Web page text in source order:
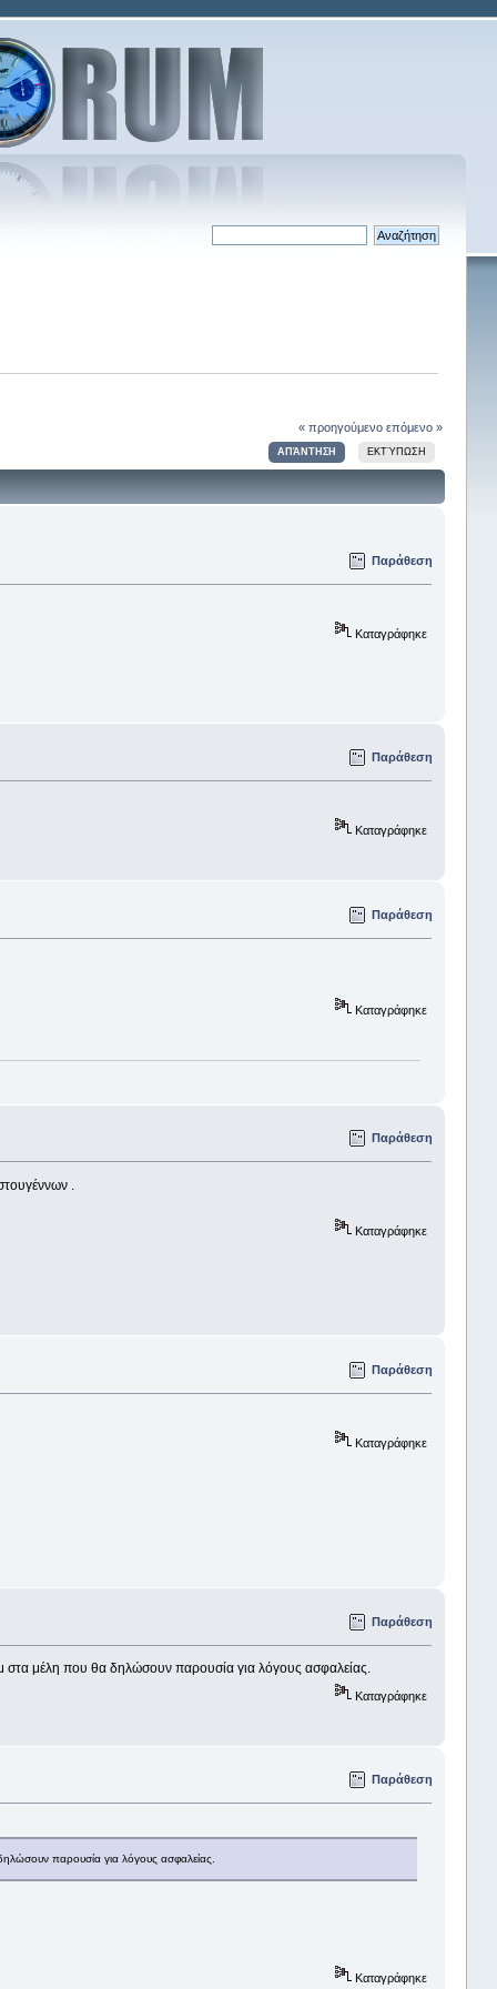
« προηγούμενο επόμενο »
ΑΠΆΝΤΗΣΗ ΕΚΤΎΠΩΣΗ
Παράθεση
Καταγράφηκε
Παράθεση
Καταγράφηκε
Παράθεση
Καταγράφηκε
Παράθεση
.
Καταγράφηκε
Παράθεση
Καταγράφηκε
Παράθεση
στα μέλη που θα δηλώσουν παρουσία για λόγους ασφαλείας.
Καταγράφηκε
Παράθεση
παρουσία για λόγους ασφαλείας.
Καταγράφηκε